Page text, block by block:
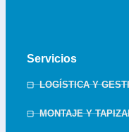
Servicios
LOGÍSTICA Y
MONTAJE Y